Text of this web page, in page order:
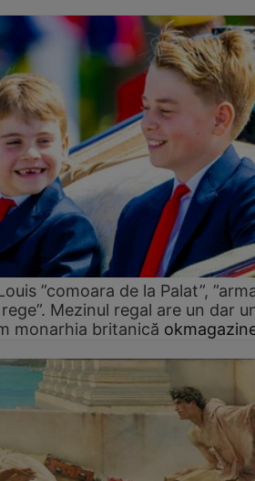
”comoara de la Palat”,
Mezinul regal are un dar
monarhia britanică